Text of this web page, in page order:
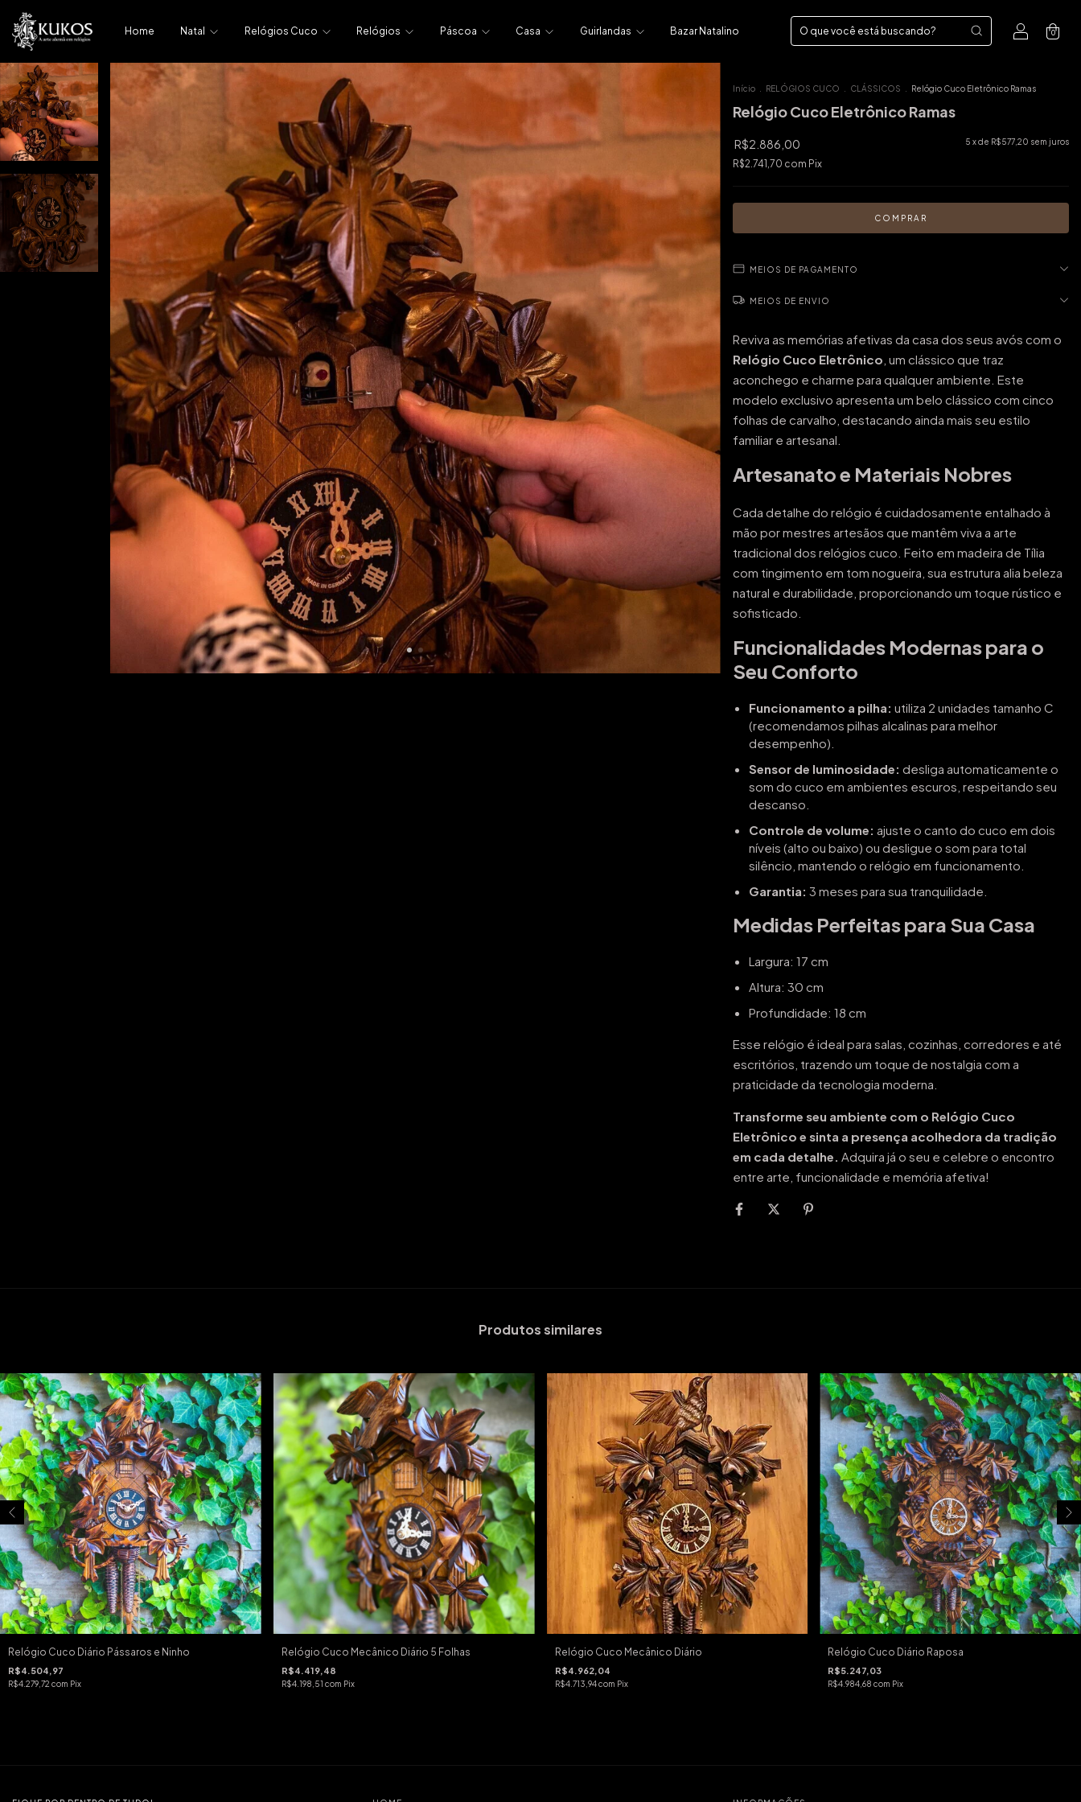
Home Natal Relógios Cuco Relógios Páscoa Casa Guirlandas Bazar Natalino 0
Início RELÓGIOS CUCO CLÁSSICOS Relógio Cuco Eletrônico Ramas
Relógio Cuco Eletrônico Ramas
R$2.886,00 5 x de R$577,20 sem juros
R$2.741,70 com Pix
MEIOS DE PAGAMENTO
MEIOS DE ENVIO
Reviva as memórias afetivas da casa dos seus avós com o
Relógio Cuco Eletrônico , um clássico que traz
aconchego e charme para qualquer ambiente. Este
modelo exclusivo apresenta um belo clássico com cinco
folhas de carvalho, destacando ainda mais seu estilo
familiar e artesanal.
Artesanato e Materiais Nobres
Cada detalhe do relógio é cuidadosamente entalhado à
mão por mestres artesãos que mantêm viva a arte
tradicional dos relógios cuco. Feito em madeira de Tília
com tingimento em tom nogueira, sua estrutura alia beleza
natural e durabilidade, proporcionando um toque rústico e
sofisticado.
Funcionalidades Modernas para o
Seu Conforto
Funcionamento a pilha: utiliza 2 unidades tamanho C
(recomendamos pilhas alcalinas para melhor
desempenho).
Sensor de luminosidade: desliga automaticamente o
som do cuco em ambientes escuros, respeitando seu
descanso.
Controle de volume: ajuste o canto do cuco em dois
níveis (alto ou baixo) ou desligue o som para total
silêncio, mantendo o relógio em funcionamento.
Garantia: 3 meses para sua tranquilidade.
Medidas Perfeitas para Sua Casa
Largura: 17 cm
Altura: 30 cm
Profundidade: 18 cm
Esse relógio é ideal para salas, cozinhas, corredores e até
escritórios, trazendo um toque de nostalgia com a
praticidade da tecnologia moderna.
Transforme seu ambiente com o Relógio Cuco
Eletrônico e sinta a presença acolhedora da tradição
em cada detalhe. Adquira já o seu e celebre o encontro
entre arte, funcionalidade e memória afetiva!
Produtos similares
Relógio Cuco Diário Pássaros e Ninho
R$4.504,97
R$4.279,72 com Pix
Relógio Cuco Mecânico Diário 5 Folhas
R$4.419,48
R$4.198,51 com Pix
Relógio Cuco Mecânico Diário
R$4.962,04
R$4.713,94com Pix
Relógio Cuco Diário Raposa
R$5.247,03
R$4.984,68com Pix